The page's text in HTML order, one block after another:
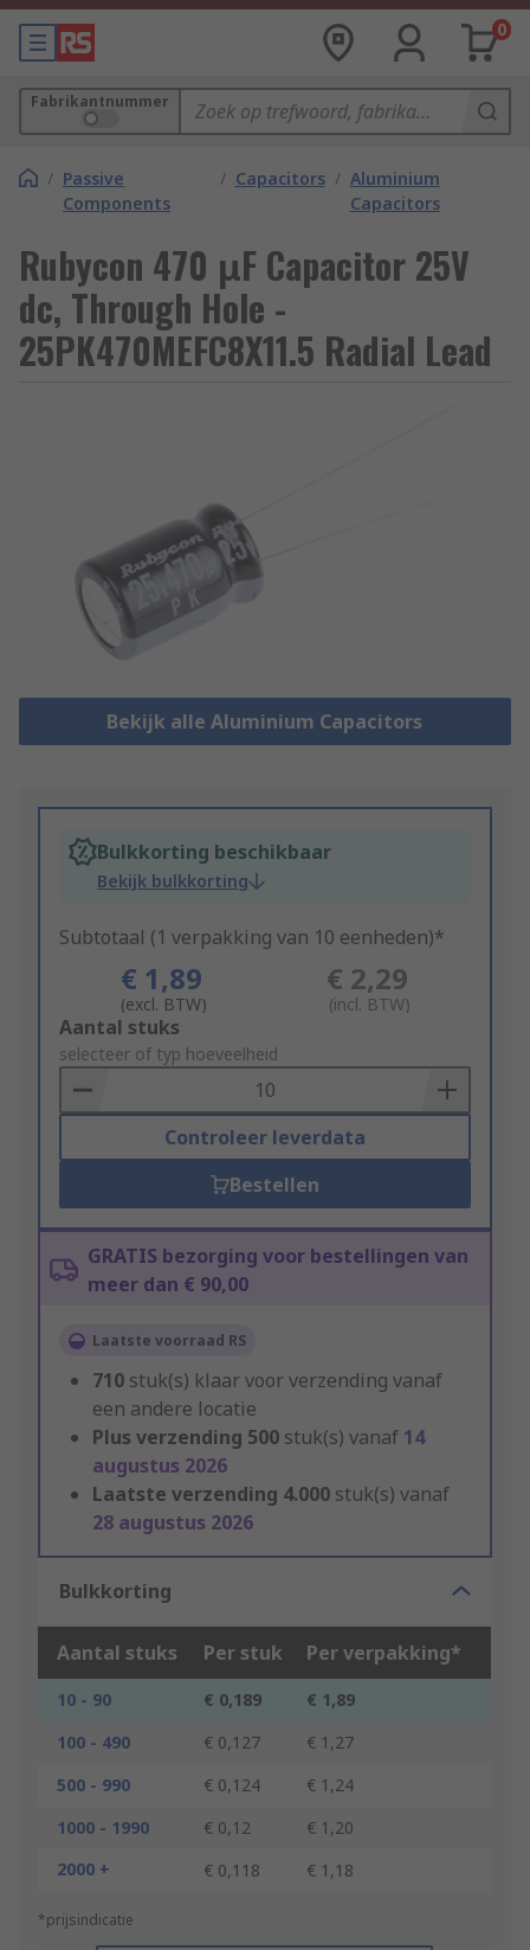
0
Fabrikantnummer
/ Passive
Components
/ Capacitors / Aluminium
Capacitors
Rubycon 470 μF Capacitor 25V
dc, Through Hole -
25PK470MEFC8X11.5 Radial Lead
Bekijk alle Aluminium Capacitors
Bulkkorting beschikbaar
Bekijk bulkkorting
Subtotaal (1 verpakking van 10 eenheden)*
€ 1,89
(excl. BTW)
€ 2,29
(incl. BTW)
Add
to
Basket
Aantal stuks
selecteer of typ hoeveelheid
Controleer leverdata
Bestellen
GRATIS bezorging voor bestellingen van
meer dan € 90,00
Laatste voorraad RS
710 stuk(s) klaar voor verzending vanaf
een andere locatie
Plus verzending 500 stuk(s) vanaf 14
augustus 2026
Laatste verzending 4.000 stuk(s) vanaf
28 augustus 2026
Bulkkorting
Aantal stuks Per stuk Per verpakking*
10 - 90 € 0,189
€ 1,89
100 - 490
€ 0,127
€ 1,27
500 - 990
€ 0,124
€ 1,24
1000 - 1990
€ 0,12
€ 1,20
2000 +
€ 0,118 € 1,18
*prijsindicatie